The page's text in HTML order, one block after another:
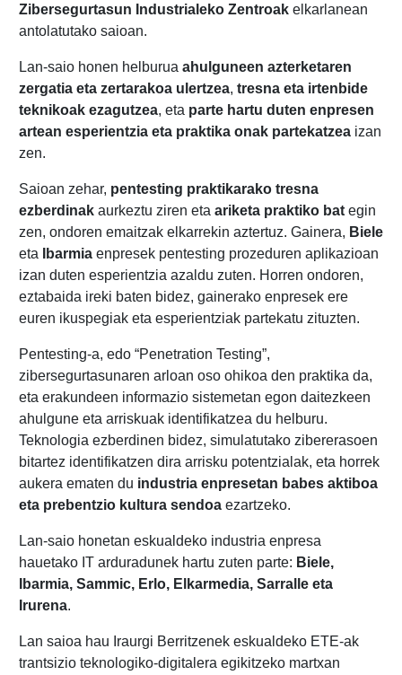
Zibersegurtasun Industrialeko Zentroakelkarlanean
antolatutako saioan.
Lan-saio honen helburua ahulguneen azterketaren
zergatia eta zertarakoa ulertzea, tresna eta irtenbide
teknikoak ezagutzea, eta parte hartu duten enpresen
artean esperientzia eta praktika onak partekatzea izan
zen.
Saioan zehar, pentesting praktikarako tresna
ezberdinakaurkeztu ziren eta ariketa praktiko bategin
zen, ondoren emaitzak elkarrekin aztertuz. Gainera, Biele
eta
Ibarmiaenpresek pentesting prozeduren aplikazioan
izan duten esperientzia azaldu zuten. Horren ondoren,
eztabaida ireki baten bidez, gainerako enpresek ere
euren ikuspegiak eta esperientziak partekatu zituzten.
Pentesting-a, edo “Penetration Testing”,
zibersegurtasunaren arloan oso ohikoa den praktika da,
eta erakundeen informazio sistemetan egon daitezkeen
ahulgune eta arriskuak identifikatzea du helburu.
Teknologia ezberdinen bidez, simulatutako zibererasoen
bitartez identifikatzen dira arrisku potentzialak, eta horrek
aukera ematen du industria enpresetan babes aktiboa
eta prebentzio kultura sendoaezartzeko.
Lan-saio honetan eskualdeko industria enpresa
hauetako IT arduradunek hartu zuten parte: Biele,
Ibarmia, Sammic, Erlo, Elkarmedia, Sarralle eta
Irurena.
Lan saioa hau Iraurgi Berritzenek eskualdeko ETE-ak
trantsizio teknologiko-digitalera egikitzeko martxan